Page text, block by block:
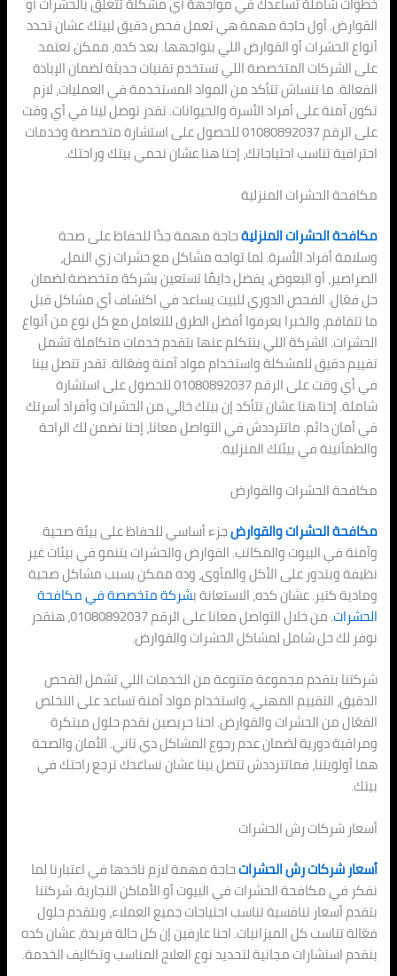
القوارض. أول حاجة مهمة هي تعمل فحص دقيق لبيتك عشان تحدد
أنواع الحشرات أو القوارض اللي بتواجهها. بعد كده، ممكن تعتمد
على الشركات المتخصصة اللي تستخدم تقنيات حديثة لضمان الإبادة
الفعالة. ما تنساش تتأكد من المواد المستخدمة في العمليات، لازم
تكون آمنة على أفراد الأسرة والحيوانات. تقدر توصل لينا في أي وقت
على الرقم 01080892037 للحصول على استشارة متخصصة وخدمات
احترافية تناسب احتياجاتك، إحنا هنا عشان نحمي بيتك وراحتك.
مكافحة الحشرات المنزلية
مكافحة الحشرات المنزليةحاجة مهمة جدًا للحفاظ على صحة
وسلامة أفراد الأسرة. لما تواجه مشاكل مع حشرات زي النمل،
الصراصير، أو البعوض، يفضل دايمًا تستعين بشركة متخصصة لضمان
حل فعّال. الفحص الدوري للبيت يساعد في اكتشاف أي مشاكل قبل
ما تتفاقم، والخبرا يعرفوا أفضل الطرق للتعامل مع كل نوع من أنواع
الحشرات. الشركة اللي بنتكلم عنها بتقدم خدمات متكاملة تشمل
تقييم دقيق للمشكلة واستخدام مواد آمنة وفعّالة. تقدر تتصل بينا
في أي وقت على الرقم 01080892037 للحصول على استشارة
شاملة. إحنا هنا عشان نتأكد إن بيتك خالي من الحشرات وأفراد أسرتك
في أمان دائم. ماتترددش في التواصل معانا، إحنا نضمن لك الراحة
والطمأنينة في بيئتك المنزلية.
مكافحة الحشرات والقوارض
مكافحة الحشرات والقوارضجزء أساسي للحفاظ على بيئة صحية
وآمنة في البيوت والمكاتب. القوارض والحشرات بتنمو في بيئات غير
نظيفة وبتدور على الأكل والمأوى، وده ممكن يسبب مشاكل صحية
ومادية كتير. عشان كده، الاستعانة بشركة متخصصة في مكافحة
الحشرات
. من خلال التواصل معانا على الرقم 01080892037، هنقدر
نوفر لك حل شامل لمشاكل الحشرات والقوارض.
شركتنا بتقدم مجموعة متنوعة من الخدمات اللي تشمل الفحص
الدقيق، التقييم المهني، واستخدام مواد آمنة تساعد على التخلص
الفعّال من الحشرات والقوارض. احنا حريصين نقدم حلول مبتكرة
ومراقبة دورية لضمان عدم رجوع المشاكل دي تاني. الأمان والصحة
هما أولويتنا، فماتترددش تتصل بينا عشان نساعدك ترجع راحتك في
بيتك.
أسعار شركات رش الحشرات
أسعار شركات رش الحشراتحاجة مهمة لازم ناخدها في اعتبارنا لما
نفكر في مكافحة الحشرات في البيوت أو الأماكن التجارية. شركتنا
بتقدم أسعار تنافسية تناسب احتياجات جميع العملاء، وبتقدم حلول
فعّالة تناسب كل الميزانيات. احنا عارفين إن كل حالة فريدة، عشان كده
بنقدم استشارات مجانية لتحديد نوع العلاج المناسب وتكاليف الخدمة.